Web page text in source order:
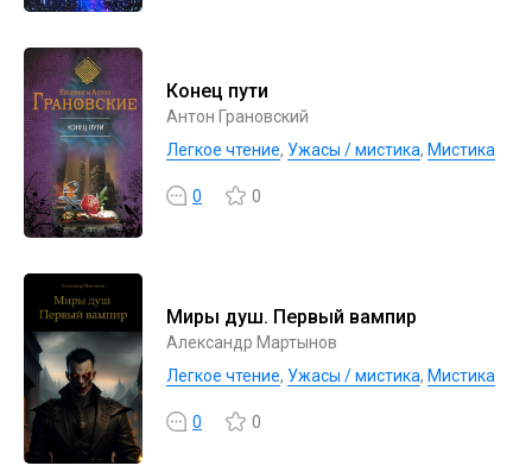
Конец пути
Антон Грановский
Легкое чтение, Ужасы / мистика, Мистика
0 0
Миры душ. Первый вампир
Александр Мартынов
Легкое чтение, Ужасы / мистика, Мистика
0 0